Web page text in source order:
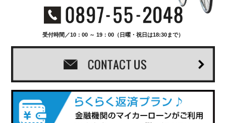
受付時間／10：00 ～ 19：00（日曜・祝日は18:30まで）